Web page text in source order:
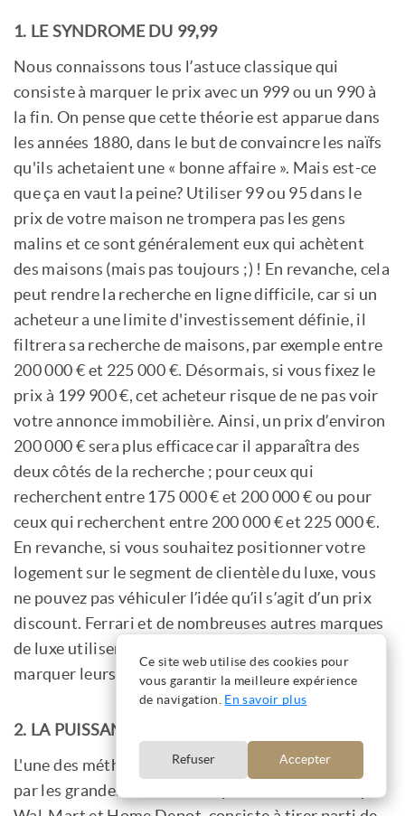
1. LE SYNDROME DU 99,99
Nous connaissons tous l’astuce classique qui
consiste à marquer le prix avec un 999 ou un 990 à
la fin. On pense que cette théorie est apparue dans
les années 1880, dans le but de convaincre les naïfs
qu'ils achetaient une « bonne affaire ». Mais est-ce
que ça en vaut la peine? Utiliser 99 ou 95 dans le
prix de votre maison ne trompera pas les gens
malins et ce sont généralement eux qui achètent
des maisons (mais pas toujours ;) ! En revanche, cela
peut rendre la recherche en ligne difficile, car si un
acheteur a une limite d'investissement définie, il
filtrera sa recherche de maisons, par exemple entre
200 000 € et 225 000 €. Désormais, si vous fixez le
prix à 199 900 €, cet acheteur risque de ne pas voir
votre annonce immobilière. Ainsi, un prix d’environ
200 000 € sera plus efficace car il apparaîtra des
deux côtés de la recherche ; pour ceux qui
recherchent entre 175 000 € et 200 000 € ou pour
ceux qui recherchent entre 200 000 € et 225 000 €.
En revanche, si vous souhaitez positionner votre
logement sur le segment de clientèle du luxe, vous
ne pouvez pas véhiculer l’idée qu’il s’agit d’un prix
discount. Ferrari et de nombreuses autres marques
de luxe utilisent également cette méthode pour
marquer leurs produits.
2. LA PUISSANCE DE QUATRE ET SEPT
L'une des méthodes de marquage des prix, utilisée
par les grandes chaînes de supermarchés telles que
Ce site web utilise des cookies pour
vous garantir la meilleure expérience
de navigation. En savoir plus
Refuser Accepter